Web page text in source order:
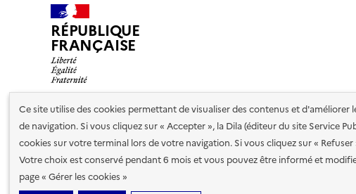
Ce site utilise des cookies permettant de visualiser des contenus et
de navigation. Si vous cliquez sur « Accepter », la Dila (éditeur du site Service
cookies sur votre terminal lors de votre navigation. Si vous cliquez sur «
Votre choix est conservé pendant 6 mois et vous pouvez être informé et
page « Gérer les cookies »
RÉPUBLIQUE
FRANÇAISE
Nos partenaires
Plan du site Accessibilité : totalement conforme